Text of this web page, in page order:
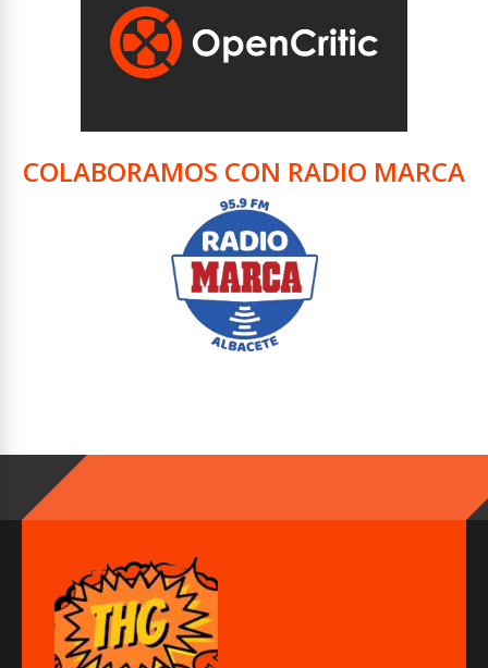
COLABORAMOS CON RADIO MARCA